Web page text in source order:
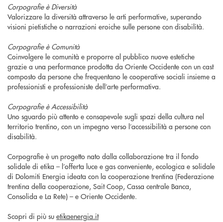
Corpografie è Diversità
Valorizzare la diversità attraverso le arti performative, superando
visioni pietistiche o narrazioni eroiche sulle persone con disabilità.
Corpografie è Comunità
Coinvolgere le comunità e proporre al pubblico nuove estetiche
grazie a una performance prodotta da Oriente Occidente con un cast
composto da persone che frequentano le cooperative sociali insieme a
professionisti e professioniste dell’arte performativa.
Corpografie è Accessibilità
Uno sguardo più attento e consapevole sugli spazi della cultura nel
territorio trentino, con un impegno verso l’accessibilità a persone con
disabilità.
Corpografie è un progetto nato dalla collaborazione tra il fondo
solidale di etika – l’offerta luce e gas conveniente, ecologica e solidale
di Dolomiti Energia ideata con la cooperazione trentina (Federazione
trentina della cooperazione, Sait Coop, Cassa centrale Banca,
Consolida e La Rete) – e Oriente Occidente.
Scopri di più su etikaenergia.it